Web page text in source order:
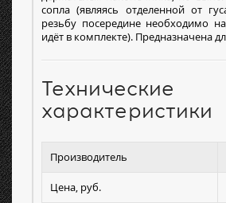
сопла (являясь отделенной от
резьбу посередине необходимо
идёт в комплекте). Предназначена
Технические
характеристики
Производитель
Цена, руб.